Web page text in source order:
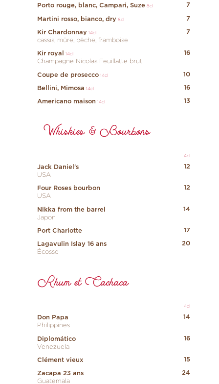
7
Porto rouge, blanc, Campari, Suze 8cl
7
Martini rosso, bianco, dry 8cl
7
Kir Chardonnay 14cl
cassis, mûre, pêche, framboise
16
Kir royal 14cl
Champagne Nicolas Feuillatte brut
10
Coupe de prosecco 14cl
16
Bellini, Mimosa 14cl
13
Americano maison 14cl
Whiskies & Bourbons
4cl
12
Jack Daniel's
USA
12
Four Roses bourbon
USA
14
Nikka from the barrel
Japon
17
Port Charlotte
20
Lagavulin Islay 16 ans
Écosse
Rhum et Cachaca
4cl
14
Don Papa
Philippines
16
Diplomático
Venezuela
15
Clément vieux
24
Zacapa 23 ans
Guatemala